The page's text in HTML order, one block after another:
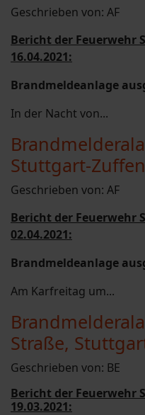
Geschrieben von: AF
Bericht der Feuerwehr
16.04.2021:
Brandmeldeanlage
In der Nacht von...
Stuttgart-
Geschrieben von: AF
Bericht der Feuerwehr
02.04.2021:
Brandmeldeanlage
Am Karfreitag um...
Straße,
Geschrieben von: BE
Bericht der Feuerwehr
19.03.2021: